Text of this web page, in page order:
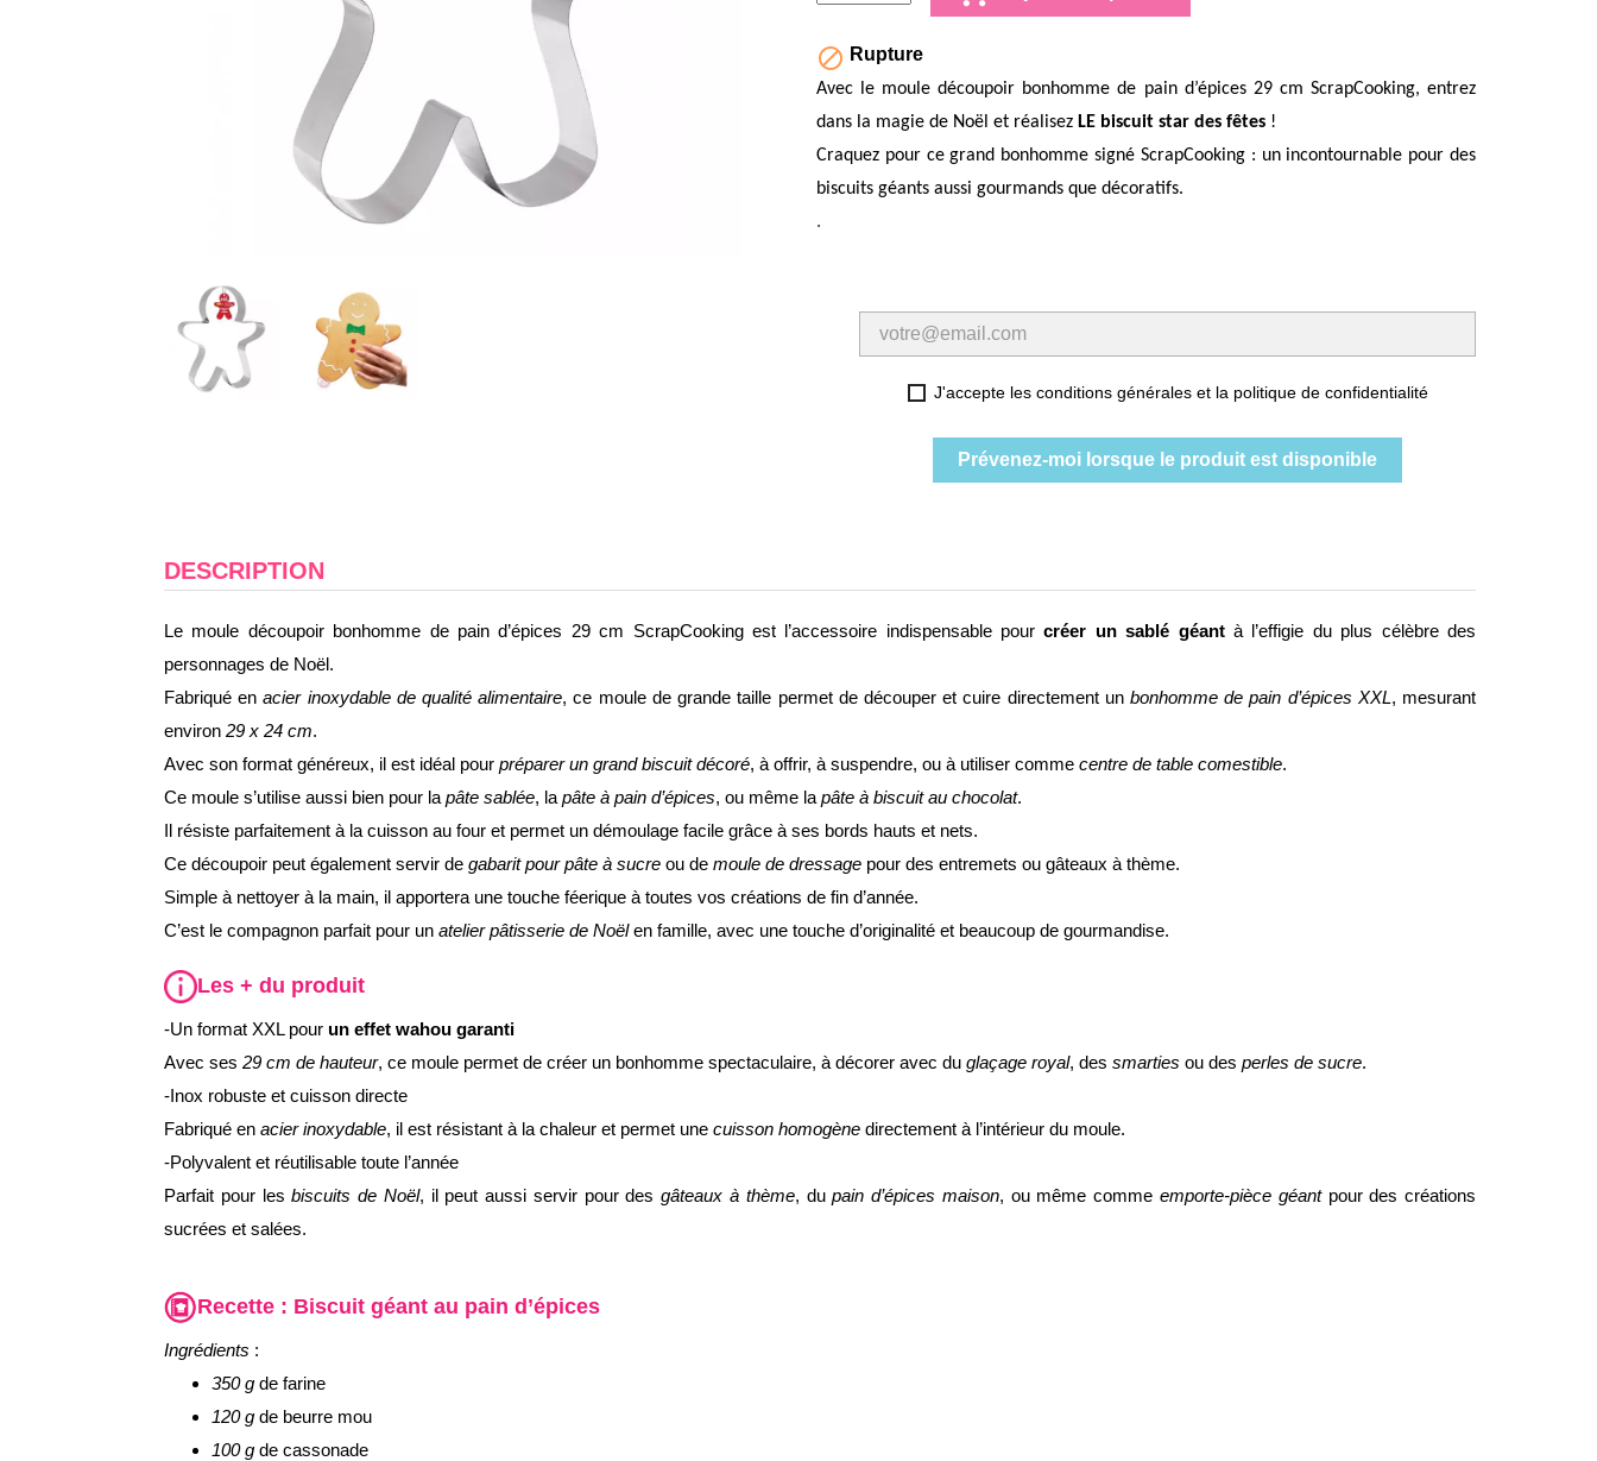
 Rupture
Avec le moule découpoir bonhomme de pain d’épices 29 cm ScrapCooking, entrez
dans la magie de Noël et réalisez LE biscuit star des fêtes !
Craquez pour ce grand bonhomme signé ScrapCooking : un incontournable pour des
biscuits géants aussi gourmands que décoratifs.
.
J'accepte les conditions générales et la politique de confidentialité
Prévenez-moi lorsque le produit est disponible
DESCRIPTION
Le moule découpoir bonhomme de pain d’épices 29 cm ScrapCooking est l’accessoire indispensable pourcréer un sablé géantà l’effigie du plus célèbre des
personnages de Noël.
Fabriqué enacier inoxydable de qualité alimentaire, ce moule de grande taille permet de découper et cuire directement un bonhomme de pain d’épices XXL, mesurant
environ 29 x 24 cm.
Avec son format généreux, il est idéal pour préparer un grand biscuit décoré, à offrir, à suspendre, ou à utiliser comme centre de table comestible.
Ce moule s’utilise aussi bien pour la pâte sablée, la pâte à pain d’épices, ou même la pâte à biscuit au chocolat.
Il résiste parfaitement à la cuisson au four et permet un démoulage facile grâce à ses bords hauts et nets.
Ce découpoir peut également servir de gabarit pour pâte à sucre ou de moule de dressage pour des entremets ou gâteaux à thème.
Simple à nettoyer à la main, il apportera une touche féerique à toutes vos créations de fin d’année.
C’est le compagnon parfait pour un atelier pâtisserie de Noëlen famille, avec une touche d’originalité et beaucoup de gourmandise.
Les + du produit
-Un format XXL pour un effet wahou garanti
Avec ses 29 cm de hauteur, ce moule permet de créer un bonhomme spectaculaire, à décorer avec du glaçage royal, des smarties ou des perles de sucre.
-Inox robuste et cuisson directe
Fabriqué en acier inoxydable, il est résistant à la chaleur et permet une cuisson homogène directement à l’intérieur du moule.
-Polyvalent et réutilisable toute l’année
Parfait pour lesbiscuits de Noël, il peut aussi servir pour desgâteaux à thème, dupain d’épices maison, ou même comme emporte-pièce géantpour des créations
sucrées et salées.
Recette : Biscuit géant au pain d’épices
Ingrédients :
350 g de farine
120 g de beurre mou
100 g de cassonade